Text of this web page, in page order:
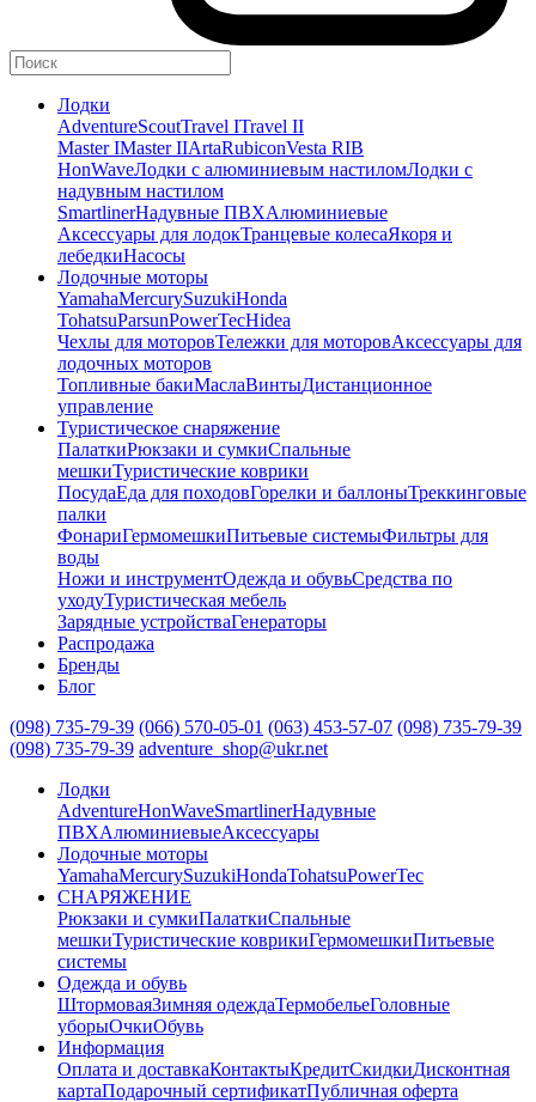
Лодки
AdventureScoutTravel ITravel II
Master IMaster IIArtaRubiconVesta RIB
HonWaveЛодки с алюминиевым настиломЛодки с
надувным настилом
SmartlinerНадувные ПВХАлюминиевые
Аксессуары для лодокТранцевые колесаЯкоря и
лебедкиНасосы
Лодочные моторы
YamahaMercurySuzukiHonda
TohatsuParsunPowerTecHidea
Чехлы для моторовТележки для моторовАксессуары для
лодочных моторов
Топливные бакиМаслаВинтыДистанционное
управление
Туристическое снаряжение
ПалаткиРюкзаки и сумкиСпальные
мешкиТуристические коврики
ПосудаЕда для походовГорелки и баллоныТреккинговые
палки
ФонариГермомешкиПитьевые системыФильтры для
воды
Ножи и инструментОдежда и обувьСредства по
уходуТуристическая мебель
Зарядные устройстваГенераторы
Распродажа
Бренды
Блог
(098) 735-79-39 (066) 570-05-01 (063) 453-57-07 (098) 735-79-39
(098) 735-79-39 adventure_shop@ukr.net
Лодки
AdventureHonWaveSmartlinerНадувные
ПВХАлюминиевыеАксессуары
Лодочные моторы
YamahaMercurySuzukiHondaTohatsuPowerTec
СНАРЯЖЕНИЕ
Рюкзаки и сумкиПалаткиСпальные
мешкиТуристические коврикиГермомешкиПитьевые
системы
Одежда и обувь
ШтормоваяЗимняя одеждаТермобельеГоловные
уборыОчкиОбувь
Информация
Оплата и доставкаКонтактыКредитСкидкиДисконтная
картаПодарочный сертификатПубличная оферта